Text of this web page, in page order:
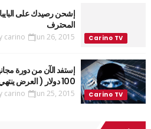
المحترف
carino Jun 26, 2015
إستفد الآن من دورة
100 دولار ( العرض ينتهي بعد يومين )
carino Jun 25, 2015